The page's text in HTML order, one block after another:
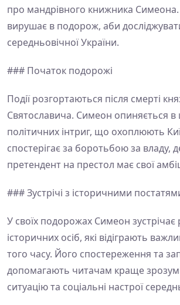
про мандрівного книжника Симеона.
вирушає в подорож, аби
середньовічної України.
### Початок подорожі
Події розгортаються після смерті
Святославича. Симеон опиняється в
політичних інтриг, що охоплюють
спостерігає за боротьбою за владу,
претендент на престол має свої
### Зустрічі з історичними
У своїх подорожах Симеон зустрічає
історичних осіб, які відіграють
того часу. Його спостереження та
допомагають читачам краще
ситуацію та соціальні настрої